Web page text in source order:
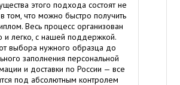
этого подхода состоят не
в том, что можно быстро получить
Весь процесс организован
и легко, с нашей поддержкой.
выбора нужного образца до
заполнения персональной
и доставки по России — все
под абсолютным контролем